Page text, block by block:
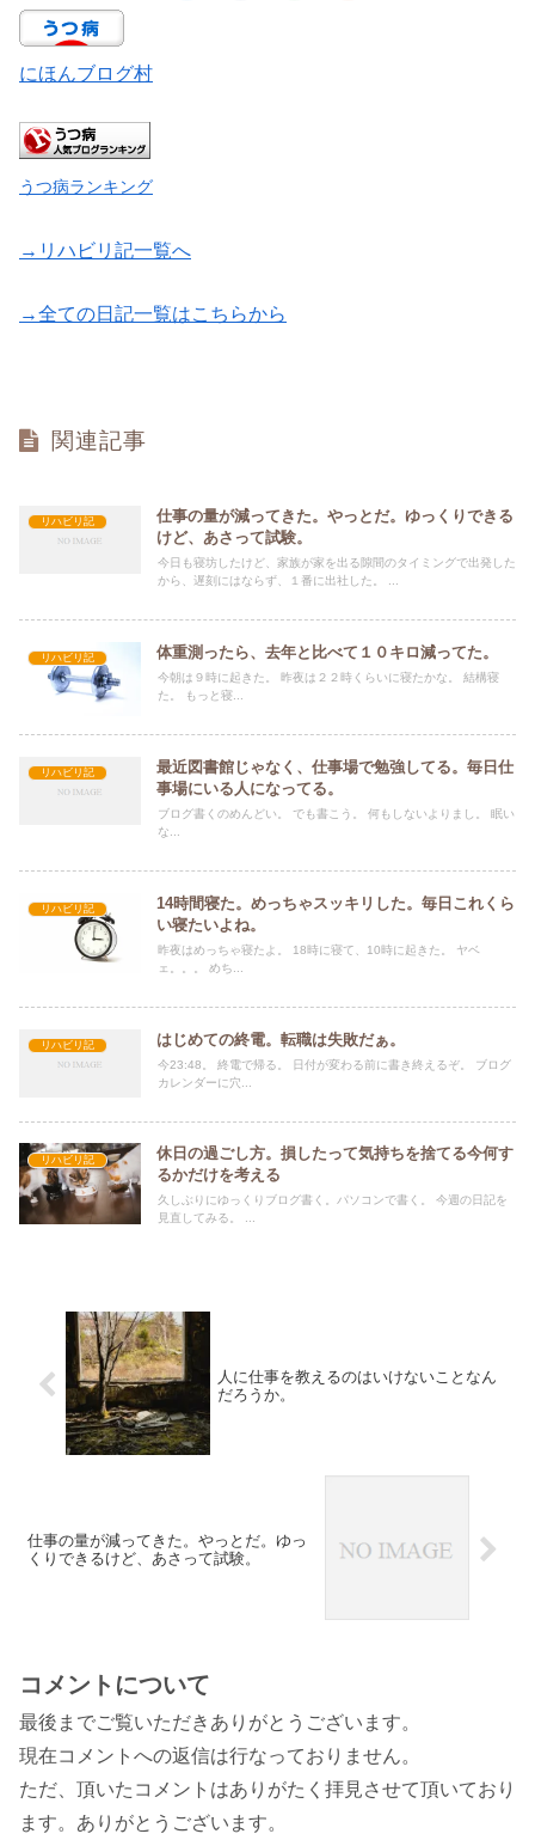
にほんブログ村
うつ病ランキング
→リハビリ記一覧へ
→全ての日記一覧はこちらから
関連記事
リハビリ記
仕事の量が減ってきた。やっとだ。ゆっくりできる
けど、あさって試験。
今日も寝坊したけど、家族が家を出る隙間のタイミングで出発した
から、遅刻にはならず、１番に出社した。 ...
リハビリ記 体重測ったら、去年と比べて１０キロ減ってた。
今朝は９時に起きた。 昨夜は２２時くらいに寝たかな。 結構寝
た。 もっと寝...
リハビリ記
最近図書館じゃなく、仕事場で勉強してる。毎日仕
事場にいる人になってる。
ブログ書くのめんどい。 でも書こう。 何もしないよりまし。 眠い
な...
リハビリ記
14時間寝た。めっちゃスッキリした。毎日これくら
い寝たいよね。
昨夜はめっちゃ寝たよ。 18時に寝て、10時に起きた。 ヤベ
ェ。。。 めち...
リハビリ記 はじめての終電。転職は失敗だぁ。
今23:48。 終電で帰る。 日付が変わる前に書き終えるぞ。 ブログ
カレンダーに穴...
リハビリ記
休日の過ごし方。損したって気持ちを捨てる今何す
るかだけを考える
久しぶりにゆっくりブログ書く。パソコンで書く。 今週の日記を
見直してみる。 ...
人に仕事を教えるのはいけないことなん
だろうか。
仕事の量が減ってきた。やっとだ。ゆっ
くりできるけど、あさって試験。
コメントについて
最後までご覧いただきありがとうございます。
現在コメントへの返信は行なっておりません。
ただ、頂いたコメントはありがたく拝見させて頂いており
ます。ありがとうございます。